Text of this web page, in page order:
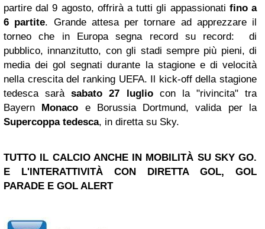
partire dal 9 agosto, offrirà a tutti gli appassionati fino a
6 partite. Grande attesa per tornare ad apprezzare il
torneo che in Europa segna record su record: di
pubblico, innanzitutto, con gli stadi sempre più pieni, di
media dei gol segnati durante la stagione e di velocità
nella crescita del ranking UEFA. Il kick-off della stagione
tedesca saràsabato 27 lugliocon la "rivincita" tra
Bayern Monaco e Borussia Dortmund, valida per la
Supercoppa tedesca, in diretta su Sky.
TUTTO IL CALCIO ANCHE IN MOBILITÀ SU SKY GO.
E L'INTERATTIVITÀ CON DIRETTA GOL, GOL
PARADE E GOL ALERT